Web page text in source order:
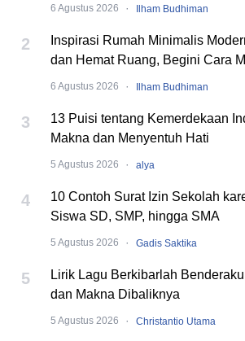
6 Agustus 2026 · Ilham Budhiman
2
Inspirasi Rumah Minimalis
dan Hemat Ruang, Begini Cara
6 Agustus 2026 · Ilham Budhiman
3
13 Puisi tentang Kemerdekaan
Makna dan Menyentuh Hati
5 Agustus 2026 · alya
4
10 Contoh Surat Izin Sekolah
Siswa SD, SMP, hingga SMA
5 Agustus 2026 · Gadis Saktika
5
Lirik Lagu Berkibarlah
dan Makna Dibaliknya
5 Agustus 2026 · Christantio Utama